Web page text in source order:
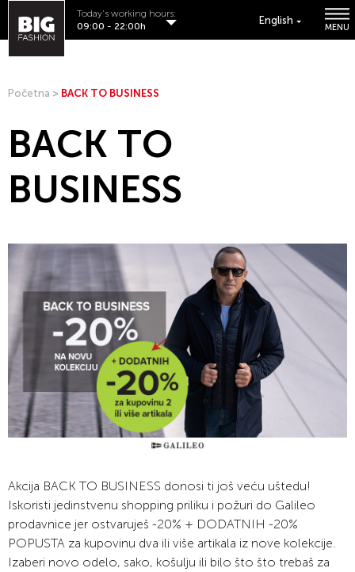
English
MENU
Today's working hours:
09:00 - 22:00h
Početna > BACK TO BUSINESS
BACK TO
BUSINESS
Akcija BACK TO BUSINESS donosi ti još veću uštedu!
Iskoristi jedinstvenu shopping priliku i požuri do Galileo
prodavnice jer ostvaruješ -20% + DODATNIH -20%
POPUSTA za kupovinu dva ili više artikala iz nove kolekcije.
Izaberi novo odelo, sako, košulju ili bilo što što trebaš za